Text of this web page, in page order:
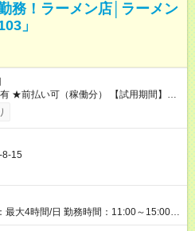
務！ラーメン店│ラーメン
」
可（稼働分） 【試用期間】試
8-15
最大4時間/日 勤務時間：11:00～15:00